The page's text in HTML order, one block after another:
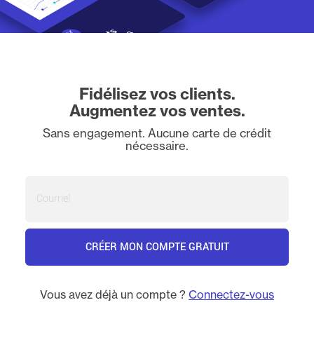
Fidélisez vos clients.
Augmentez vos ventes.
Sans engagement. Aucune carte de crédit
nécessaire.
Courriel
CRÉER MON COMPTE GRATUIT
Vous avez déjà un compte ? Connectez-vous